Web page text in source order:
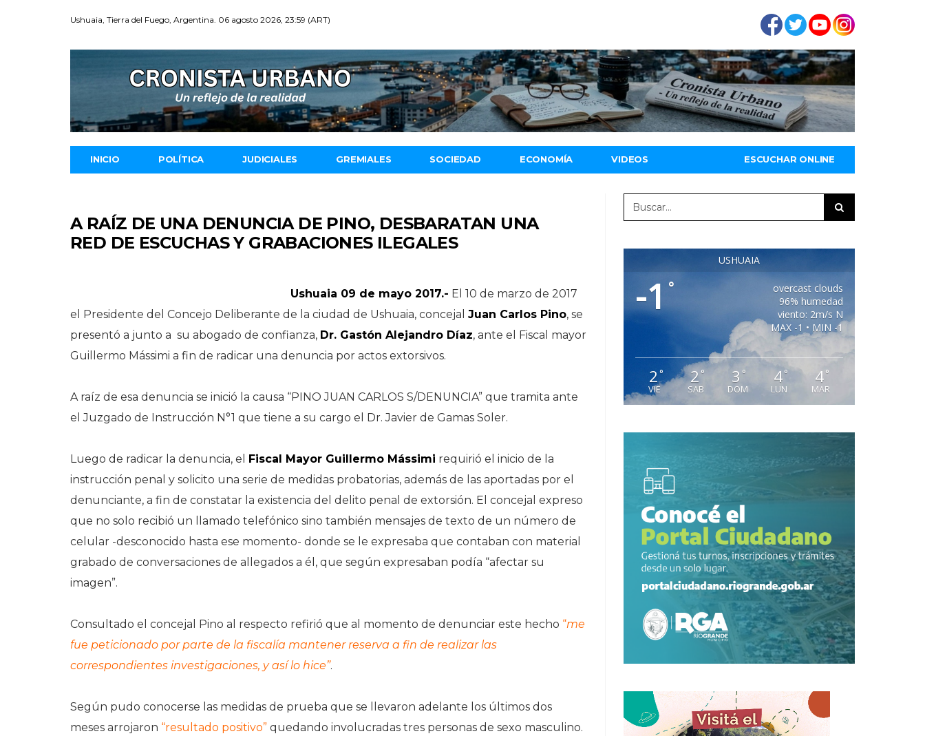
Ushuaia, Tierra del Fuego, Argentina. 06 agosto 2026, 23:59 (ART)
INICIO POLÍTICA JUDICIALES GREMIALES SOCIEDAD ECONOMÍA VIDEOS ESCUCHAR ONLINE
A RAÍZ DE UNA DENUNCIA DE PINO, DESBARATAN UNA
RED DE ESCUCHAS Y GRABACIONES ILEGALES
Ushuaia 09 de mayo 2017.- El 10 de marzo de 2017
el Presidente del Concejo Deliberante de la ciudad de Ushuaia, concejal Juan Carlos Pino, se
presentó a junto a su abogado de confianza, Dr. Gastón Alejandro Díaz, ante el Fiscal mayor
Guillermo Mássimi a fin de radicar una denuncia por actos extorsivos.
A raíz de esa denuncia se inició la causa “PINO JUAN CARLOS S/DENUNCIA” que tramita ante
el Juzgado de Instrucción N°1 que tiene a su cargo el Dr. Javier de Gamas Soler.
Luego de radicar la denuncia, el Fiscal Mayor Guillermo Mássimi requirió el inicio de la
instrucción penal y solicito una serie de medidas probatorias, además de las aportadas por el
denunciante, a fin de constatar la existencia del delito penal de extorsión. El concejal expreso
que no solo recibió un llamado telefónico sino también mensajes de texto de un número de
celular -desconocido hasta ese momento- donde se le expresaba que contaban con material
grabado de conversaciones de allegados a él, que según expresaban podía “afectar su
imagen”.
Consultado el concejal Pino al respecto refirió que al momento de denunciar este hecho “me
fue peticionado por parte de la fiscalía mantener reserva a fin de realizar las
correspondientes investigaciones, y así lo hice”.
Según pudo conocerse las medidas de prueba que se llevaron adelante los últimos dos
meses arrojaron “resultado positivo” quedando involucradas tres personas de sexo masculino.
USHUAIA
-1°
overcast clouds
96% humedad
viento: 2m/s N
MAX -1 • MIN -1
2°
VIE
2 °
SAB
3 °
DOM
4°
LUN
4°
MAR